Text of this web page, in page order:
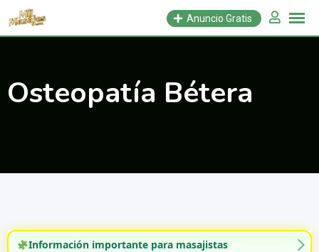
Saltar
Anuncio Gratis
Osteopatía Bétera
Información importante para masajistas